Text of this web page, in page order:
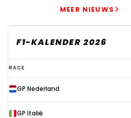
MEER NIEUWS
F1-KALENDER 2026
F1-
kalender
2026
RACE
GP Nederland
GP Italië